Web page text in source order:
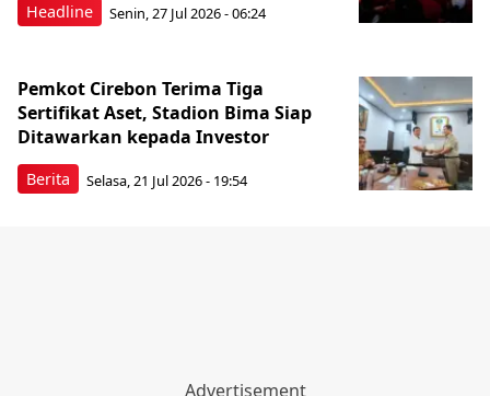
Headline Senin, 27 Jul 2026 - 06:24
Berita
Pemkot Cirebon Terima Tiga
Sertifikat Aset, Stadion Bima Siap
Ditawarkan kepada Investor
Selasa, 21 Jul 2026 - 19:54